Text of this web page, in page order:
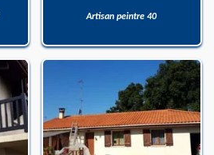
Artisan peintre 40